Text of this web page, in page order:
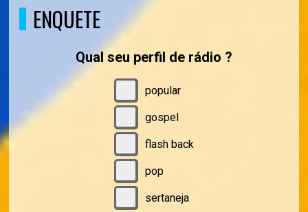
ENQUETE
Qual seu perfil de rádio ?
popular
gospel
flash back
pop
sertaneja